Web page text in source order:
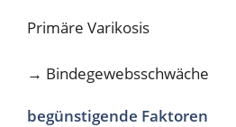
Primäre Varikosis
→ Bindegewebsschwäche
begünstigende Faktoren